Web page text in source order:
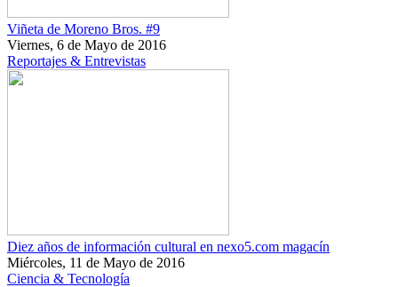
Viñeta de Moreno Bros. #9
Viernes, 6 de Mayo de 2016
Reportajes & Entrevistas
Diez años de información cultural en nexo5.com magacín
Miércoles, 11 de Mayo de 2016
Ciencia & Tecnología